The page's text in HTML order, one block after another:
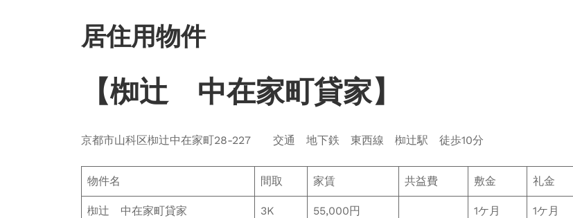
居住用物件
【椥辻 中在家町貸家】
京都市山科区椥辻中在家町28-227 交通 地下鉄 東西線 椥辻駅 徒歩10分
物件名 間取 家賃 共益費 敷金 礼金
椥辻 中在家町貸家 3K 55,000円 1ケ月 1ケ月